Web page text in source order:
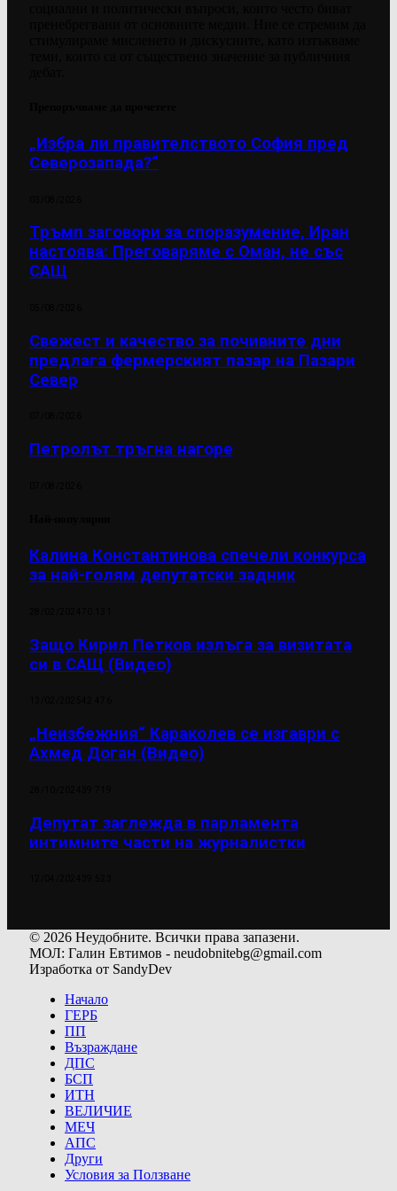
„Избра ли правителството София пред
Северозапада?“
Тръмп заговори за споразумение, Иран
настоява: Преговаряме с Оман, не със
САЩ
Свежест и качество за почивните дни
предлага фермерският пазар на Пазари
Север
Петролът тръгна нагоре
Калина Константинова спечели конкурса
за най-голям депутатски задник
Защо Кирил Петков излъга за визитата
си в САЩ (Видео)
„Неизбежния“ Караколев се изгаври с
Ахмед Доган (Видео)
Депутат заглежда в парламента
интимните части на журналистки
© 2026 Неудобните. Всички права запазени.
МОЛ: Галин Евтимов - neudobnitebg@gmail.com
Изработка от SandyDev
Начало
ГЕРБ
ПП
Възраждане
ДПС
БСП
ИТН
ВЕЛИЧИЕ
МЕЧ
АПС
Други
Условия за Ползване